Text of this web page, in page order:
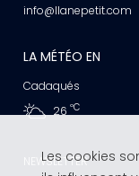
info@llanepetit.com
LA MÉTÉO EN
Cadaqués
26 ºC
NEWSLETTER
Les cookies